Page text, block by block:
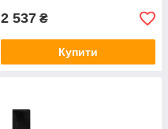
2 537 ₴
Купити